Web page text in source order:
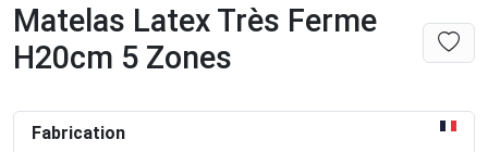
Matelas Latex Très Ferme
H20cm 5 Zones
Fabrication